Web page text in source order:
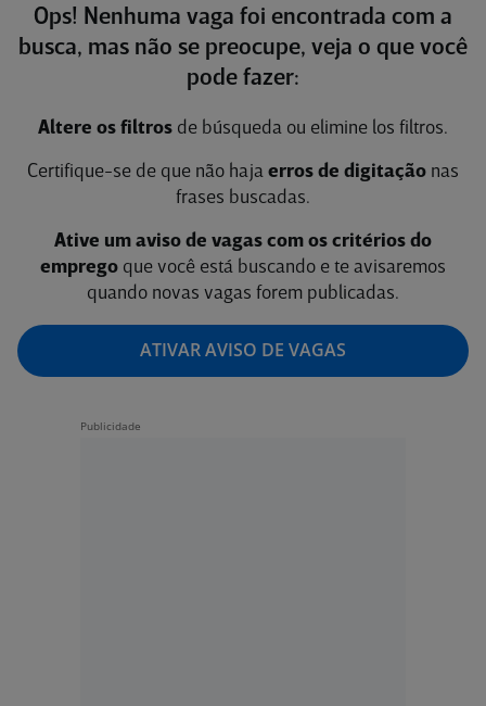
Ops! Nenhuma vaga foi encontrada com a
busca, mas não se preocupe, veja o que você
pode fazer:
Altere os filtros de búsqueda ou elimine los filtros.
Certifique-se de que não haja erros de digitação nas
frases buscadas.
Ative um aviso de vagas com os critérios do
emprego que você está buscando e te avisaremos
quando novas vagas forem publicadas.
ATIVAR AVISO DE VAGAS